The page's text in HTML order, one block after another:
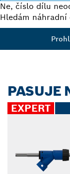
Ne, číslo dílu
Hledám
PASUJE
EXPERT